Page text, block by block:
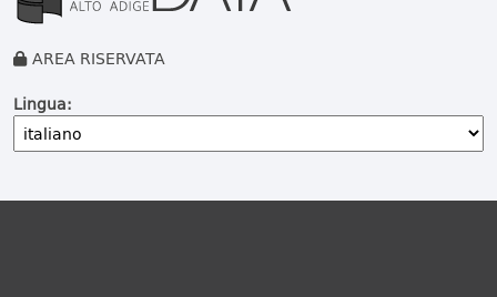
AREA RISERVATA
Lingua